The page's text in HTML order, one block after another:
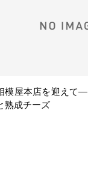
模屋本店を迎えて―
熟成チーズ